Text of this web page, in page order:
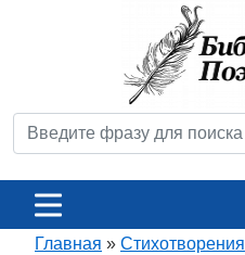
Главная » Стихотворения